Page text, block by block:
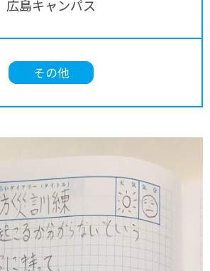
広島キャンパス
その他